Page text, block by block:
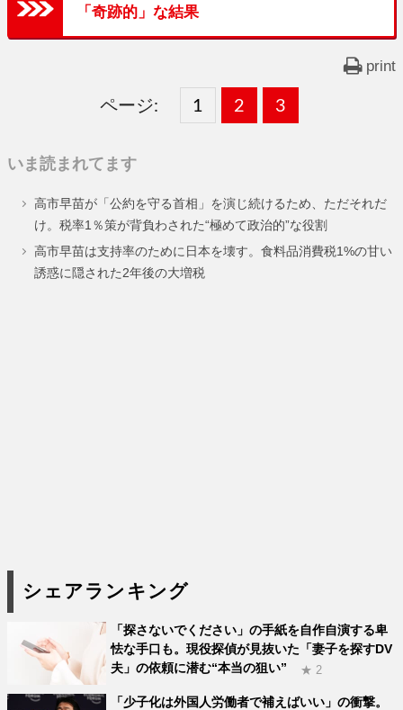
「奇跡的」な結果
print
ページ:
固
ー
ジ
1 ,
固
ー
ジ
2 ,
固
ー
ジ
3
いま読まれてます
高市早苗が「公約を守る首相」を演じ続けるため、ただそれだ
け。税率1％策が背負わされた“極めて政治的”な役割
高市早苗は支持率のために日本を壊す。食料品消費税1%の甘い
誘惑に隠された2年後の大増税
シェアランキング
「探さないでください」の手紙を自作自演する卑
怯な手口も。現役探偵が見抜いた「妻子を探すDV
夫」の依頼に潜む“本当の狙い”
★ 2
「少子化は外国人労働者で補えばいい」の衝撃。